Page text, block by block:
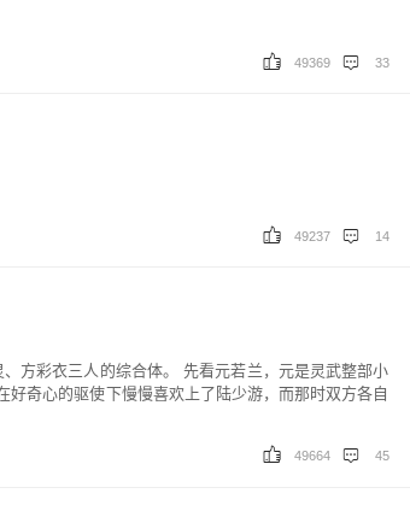
49369 33
49237 14
方彩衣三人的综合体。 先看元若兰，元是灵武整部小
奇心的驱使下慢慢喜欢上了陆少游，而那时双方各自
49664 45